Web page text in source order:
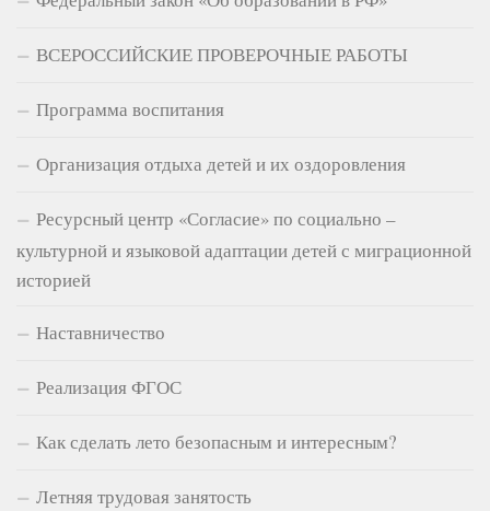
ВСЕРОССИЙСКИЕ ПРОВЕРОЧНЫЕ РАБОТЫ
Программа воспитания
Организация отдыха детей и их оздоровления
Ресурсный центр «Согласие» по социально –
культурной и языковой адаптации детей с миграционной
историей
Наставничество
Реализация ФГОС
Как сделать лето безопасным и интересным?
Летняя трудовая занятость